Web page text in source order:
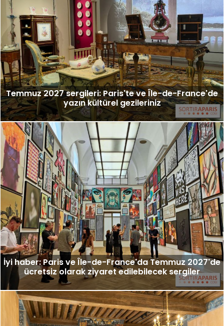
Temmuz 2027 sergileri: Paris'te ve Île-de-France'de
yazın kültürel gezileriniz
İyi haber: Paris ve Île-de-France'da Temmuz 2027'de
ücretsiz olarak ziyaret edilebilecek sergiler